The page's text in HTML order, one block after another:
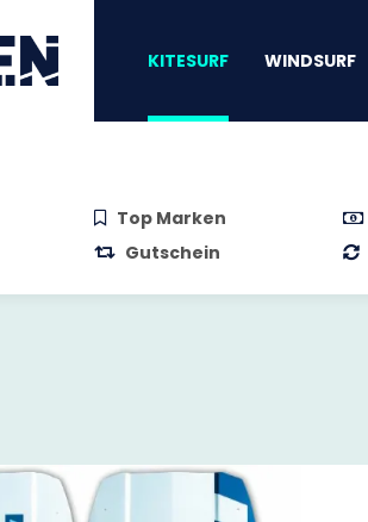
KITESURF WINDSURF
Top Marken
Gutschein